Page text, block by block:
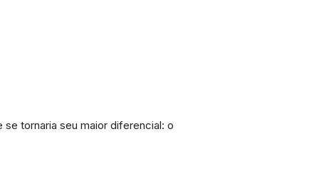
tornaria seu maior diferencial: o